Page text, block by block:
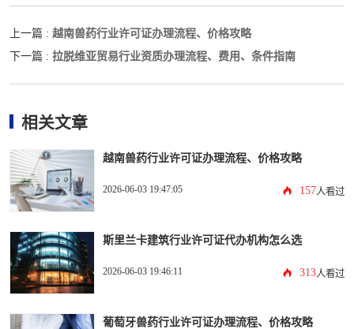
上一篇 : 越南兽药行业许可证办理流程、价格攻略
下一篇 : 拉脱维亚贸易行业资质办理流程、费用、条件指南
相关文章
越南兽药行业许可证办理流程、价格攻略
2026-06-03 19:47:05 157人看过
斯里兰卡建筑行业许可证代办机构怎么选
2026-06-03 19:46:11 313人看过
葡萄牙兽药行业许可证办理流程、价格攻略